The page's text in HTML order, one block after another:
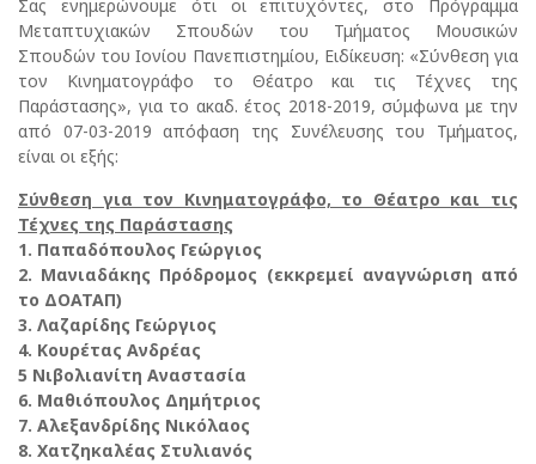
Σας ενημερώνουμε ότι οι επιτυχόντες, στο Πρόγραμμα
Μεταπτυχιακών Σπουδών του Τμήματος Μουσικών
Σπουδών του Ιονίου Πανεπιστημίου, Ειδίκευση: «Σύνθεση για
τον Κινηματογράφο το Θέατρο και τις Τέχνες της
Παράστασης», για το ακαδ. έτος 2018-2019, σύμφωνα με την
από 07-03-2019 απόφαση της Συνέλευσης του Τμήματος,
είναι οι εξής:
Σύνθεση για τον Κινηματογράφο, το Θέατρο και τις
Τέχνες της Παράστασης
1. Παπαδόπουλος Γεώργιος
2. Μανιαδάκης Πρόδρομος (εκκρεμεί αναγνώριση από
το ΔΟΑΤΑΠ)
3. Λαζαρίδης Γεώργιος
4. Κουρέτας Ανδρέας
5 Νιβολιανίτη Αναστασία
6. Μαθιόπουλος Δημήτριος
7. Αλεξανδρίδης Νικόλαος
8. Χατζηκαλέας Στυλιανός